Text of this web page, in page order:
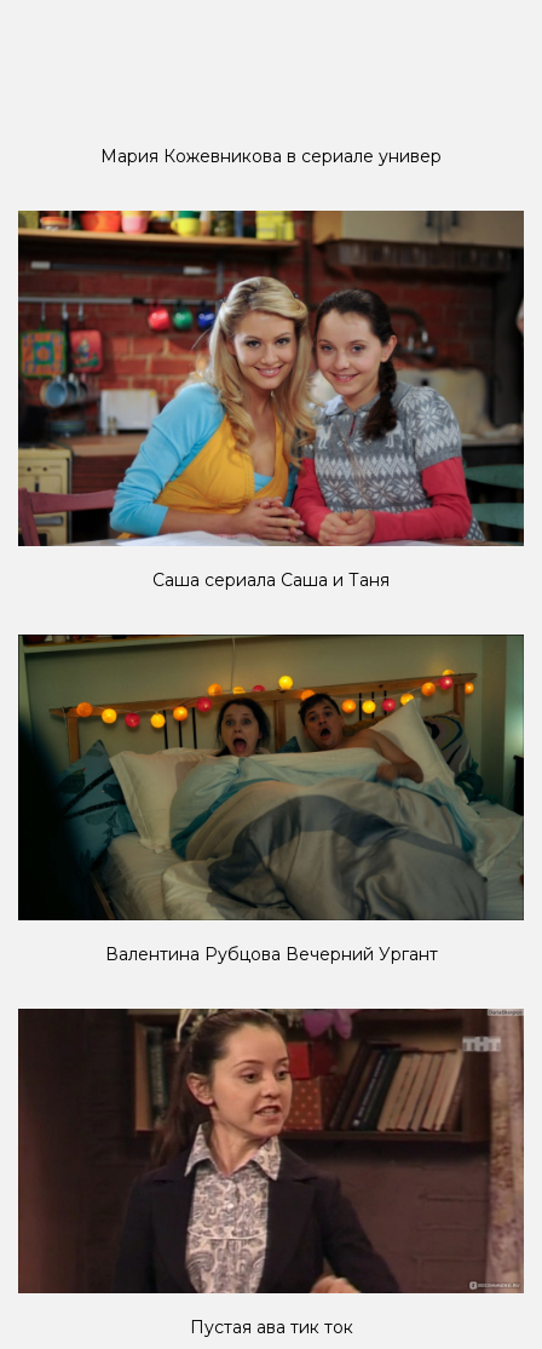
Мария Кожевникова в сериале универ
Саша сериала Саша и Таня
Валентина Рубцова Вечерний Ургант
Пустая ава тик ток